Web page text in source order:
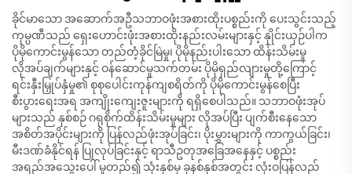
ခိုင်မာသော အဆောက်အဦသဘာဝဖုံးအစားထိုးပစ္စည်းကို ပေးသွင်းသည့်
ကုမ္ပဏီသည် ရှေးဟောင်းဖုံးအစားထိုးနည်းလမ်းများနှင့် နှိုင်းယှဉ်ပါက
ပိုမိုကောင်းမွန်သော တည်တံ့ခိုင်မြဲမှု၊ ပိုမိုနည်းပါးသော ထိန်းသိမ်းမှု
လိုအပ်ချက်များနှင့် ဝန်ဆောင်မှုသက်တမ်း ပိုမိုရှည်လျားမှုတို့ကြောင့်
ရင်းနှီးမြှုပ်နှံမှု၏ စုစုပေါင်းကုန်ကျစရိတ်ကို ပိုမိုကောင်းမွန်စေပြီး
စီးပွားရေးအရ အကျိုးကျေးဇူးများကို ရရှိစေပါသည်။ သဘာဝဖုံးအုပ်
များသည် နှစ်စဉ် ဂရုစိုက်ထိန်းသိမ်းမှုများ လိုအပ်ပြီး ပျက်စီးနေသော
အစိတ်အပိုင်းများကို ပြန်လည်ဖုံးအုပ်ခြင်း၊ ပိုးမွှားများကို ကာကွယ်ခြင်း၊
မီးဒဏ်ခံနိုင်ရန် ပြုလုပ်ခြင်းနှင့် ရာသီဥတုအခြေအနေနှင့် ပစ္စည်း
အရည်အသွေးပေါ် မူတည်၍ သုံးနှစ်မှ ခုနစ်နှစ်အတွင်း လုံးဝပြန်လည်